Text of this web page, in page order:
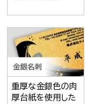
重厚な金銀色の肉
厚台紙を使用した